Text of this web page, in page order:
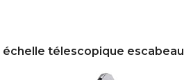
échelle télescopique escabeau